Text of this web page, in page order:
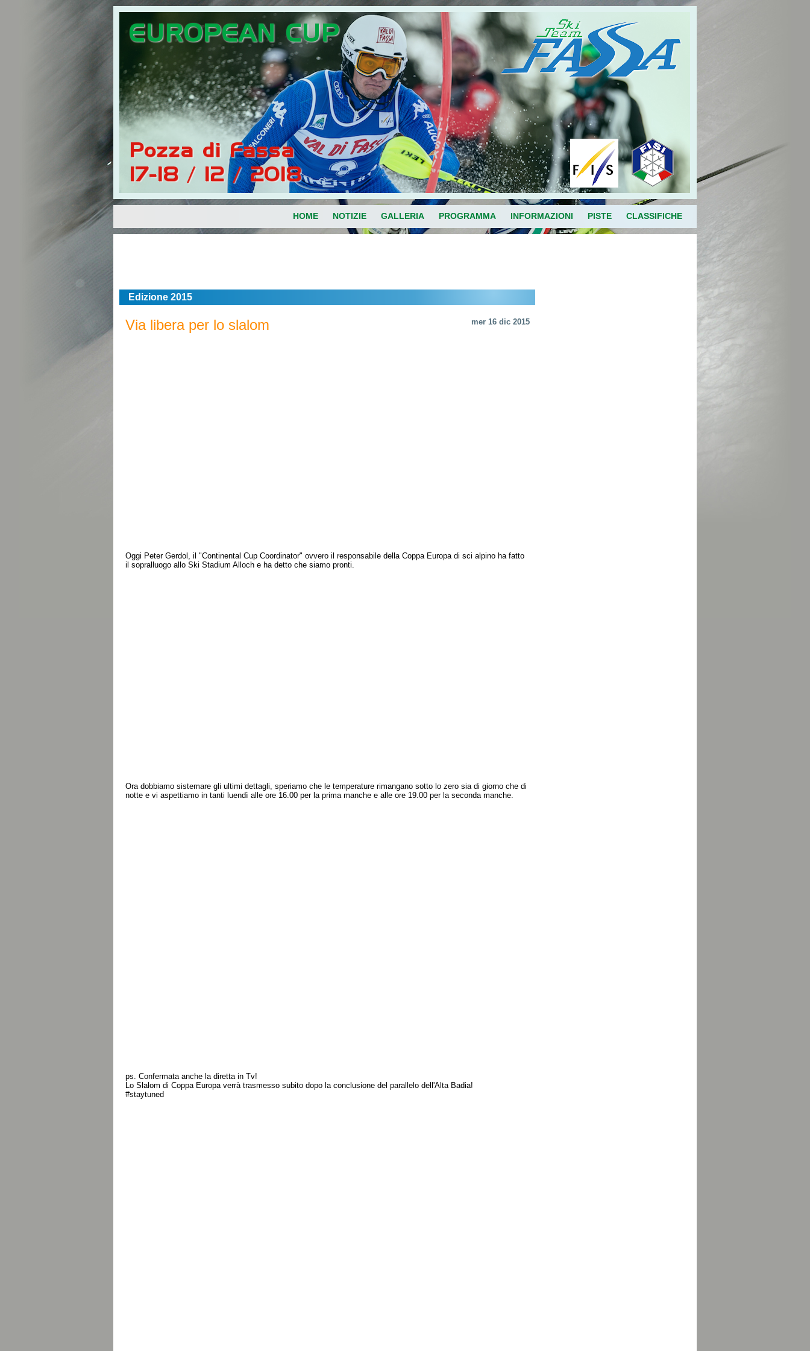
HOME NOTIZIE GALLERIA PROGRAMMA INFORMAZIONI PISTE CLASSIFICHE
Edizione 2015
mer 16 dic 2015
Via libera per lo slalom
Oggi Peter Gerdol, il "Continental Cup Coordinator" ovvero il responsabile della Coppa Europa di sci alpino ha fatto
il sopralluogo allo Ski Stadium Alloch e ha detto che siamo pronti.
Ora dobbiamo sistemare gli ultimi dettagli, speriamo che le temperature rimangano sotto lo zero sia di giorno che di
notte e vi aspettiamo in tanti luendì alle ore 16.00 per la prima manche e alle ore 19.00 per la seconda manche.
ps. Confermata anche la diretta in Tv!
Lo Slalom di Coppa Europa verrà trasmesso subito dopo la conclusione del parallelo dell'Alta Badia!
#staytuned